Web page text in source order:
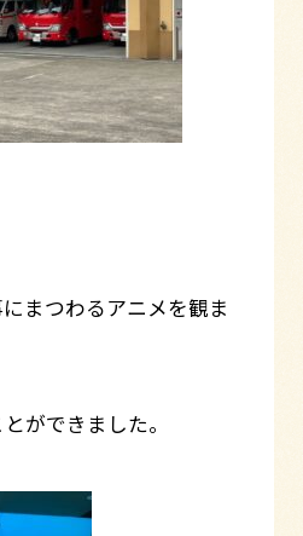
まつわるアニメを観ま
ができました。